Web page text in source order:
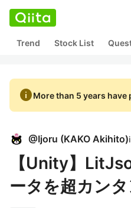
Trend Stock List
infoMore than 5 years have
@Ijoru (KAKO Akihito)
【Unity】
ータを超カン